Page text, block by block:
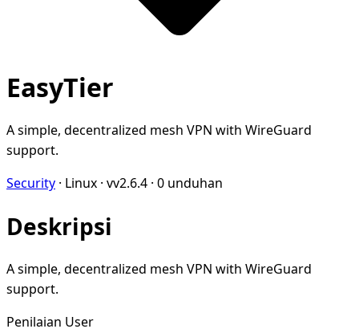
EasyTier
A simple, decentralized mesh VPN with WireGuard
support.
Security · Linux · vv2.6.4 · 0 unduhan
Deskripsi
A simple, decentralized mesh VPN with WireGuard
support.
Penilaian User